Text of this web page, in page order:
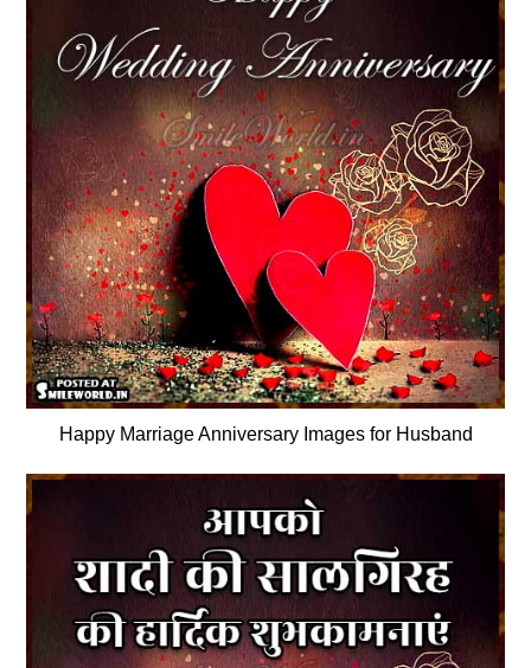
Happy Marriage Anniversary Images for Husband